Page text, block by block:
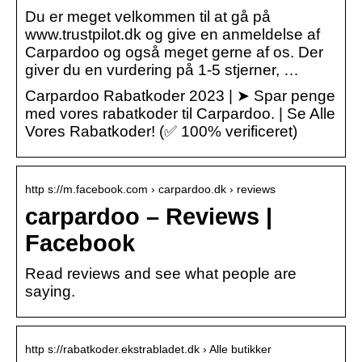
Du er meget velkommen til at gå på
www.trustpilot.dk og give en anmeldelse af
Carpardoo og også meget gerne af os. Der
giver du en vurdering på 1-5 stjerner, …
Carpardoo Rabatkoder 2023 | ➤ Spar penge
med vores rabatkoder til Carpardoo. | Se Alle
Vores Rabatkoder! (✅ 100% verificeret)
http s://m.facebook.com › carpardoo.dk › reviews
carpardoo – Reviews |
Facebook
Read reviews and see what people are
saying.
http s://rabatkoder.ekstrabladet.dk › Alle butikker